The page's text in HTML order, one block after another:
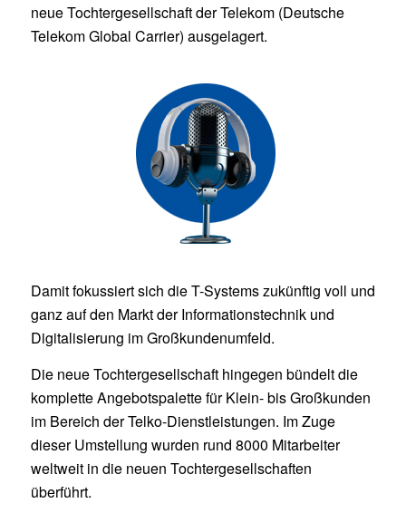
neue Tochtergesellschaft der Telekom (Deutsche
Telekom Global Carrier) ausgelagert.
Damit fokussiert sich die T-Systems zukünftig voll und
ganz auf den Markt der Informationstechnik und
Digitalisierung im Großkundenumfeld.
Die neue Tochtergesellschaft hingegen bündelt die
komplette Angebotspalette für Klein- bis Großkunden
im Bereich der Telko-Dienstleistungen. Im Zuge
dieser Umstellung wurden rund 8000 Mitarbeiter
weltweit in die neuen Tochtergesellschaften
überführt.